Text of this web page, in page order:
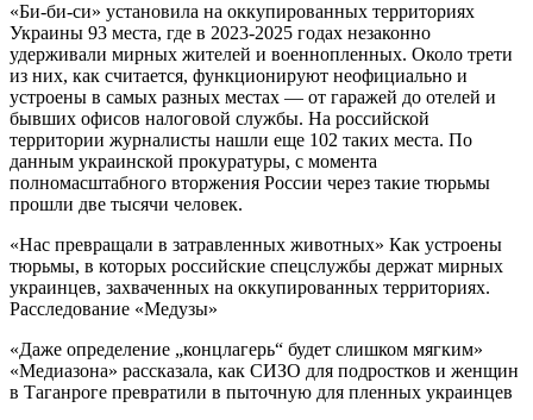
«Би-би-си» установила на оккупированных территориях
Украины 93 места, где в 2023-2025 годах незаконно
удерживали мирных жителей и военнопленных. Около трети
из них, как считается, функционируют неофициально и
устроены в самых разных местах — от гаражей до отелей и
бывших офисов налоговой службы. На российской
территории журналисты нашли еще 102 таких места. По
данным украинской прокуратуры, с момента
полномасштабного вторжения России через такие тюрьмы
прошли две тысячи человек.
«Нас превращали в затравленных животных» Как устроены
тюрьмы, в которых российские спецслужбы держат мирных
украинцев, захваченных на оккупированных территориях.
Расследование «Медузы»
«Даже определение „концлагерь“ будет слишком мягким»
«Медиазона» рассказала, как СИЗО для подростков и женщин
в Таганроге превратили в пыточную для пленных украинцев